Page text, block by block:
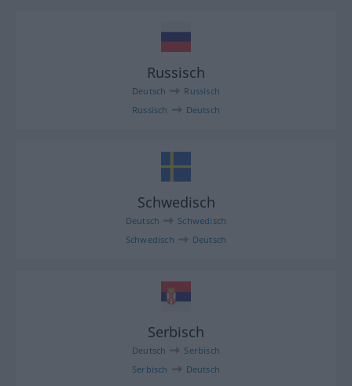
Russisch
Deutsch
Russisch
Russisch
Deutsch
Schwedisch
Deutsch
Schwedisch
Schwedisch
Deutsch
Serbisch
Deutsch
Serbisch
Serbisch
Deutsch